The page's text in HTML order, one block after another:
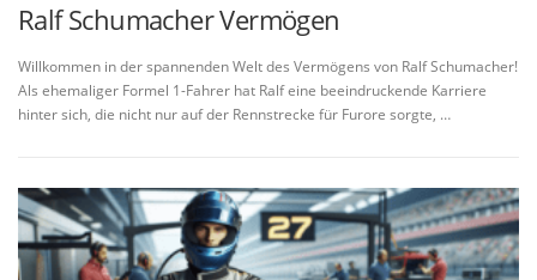
Ralf Schumacher Vermögen
Willkommen in der spannenden Welt des Vermögens von Ralf Schumacher!
Als ehemaliger Formel 1-Fahrer hat Ralf eine beeindruckende Karriere
hinter sich, die nicht nur auf der Rennstrecke für Furore sorgte, …